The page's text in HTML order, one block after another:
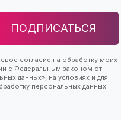
ПОДПИСАТЬСЯ
согласие на обработку моих
с Федеральным законом от
данных», на условиях и для
персональных данных